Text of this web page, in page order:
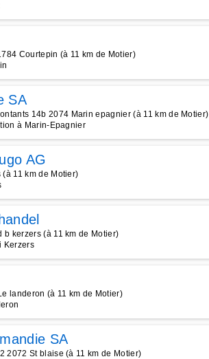
Courtepin (à 11 km de Motier)
SA
14b 2074 Marin epagnier (à 11 km de Motier)
à Marin-Epagnier
AG
11 km de Motier)
b kerzers (à 11 km de Motier)
Kerzers
landeron (à 11 km de Motier)
SA
2072 St blaise (à 11 km de Motier)